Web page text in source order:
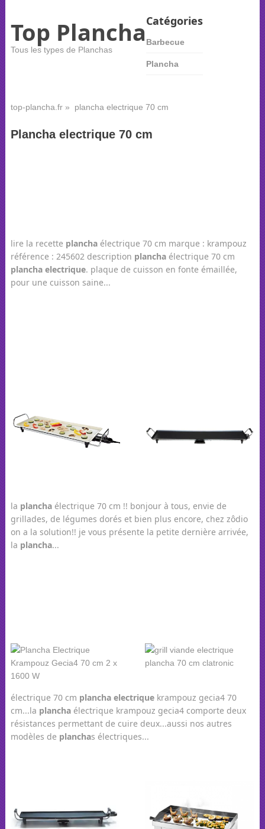
Top Plancha
Tous les types de Planchas
Catégories
Barbecue
Plancha
top-plancha.fr» plancha electrique 70 cm
Plancha electrique 70 cm
lire la recette planchaélectrique 70 cm marque : krampouz
référence : 245602 description planchaélectrique 70 cm
plancha electrique. plaque de cuisson en fonte émaillée,
pour une cuisson saine...
la planchaélectrique 70 cm !! bonjour à tous, envie de
grillades, de légumes dorés et bien plus encore, chez zôdio
on a la solution!! je vous présente la petite dernière arrivée,
la plancha...
électrique 70 cm plancha electriquekrampouz gecia4 70
cm...la planchaélectrique krampouz gecia4 comporte deux
résistances permettant de cuire deux...aussi nos autres
modèles de planchas électriques...